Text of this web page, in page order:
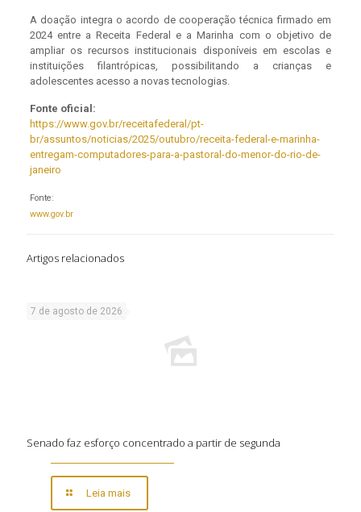
A doação integra o acordo de cooperação técnica firmado em
2024 entre a Receita Federal e a Marinha com o objetivo de
ampliar os recursos institucionais disponíveis em escolas e
instituições filantrópicas, possibilitando a crianças e
adolescentes acesso a novas tecnologias.
Fonte oficial:
https://www.gov.br/receitafederal/pt-
br/assuntos/noticias/2025/outubro/receita-federal-e-marinha-
entregam-computadores-para-a-pastoral-do-menor-do-rio-de-
janeiro
Fonte:
www.gov.br
Artigos relacionados
7 de agosto de 2026
Senado faz esforço concentrado a partir de segunda
Leia mais